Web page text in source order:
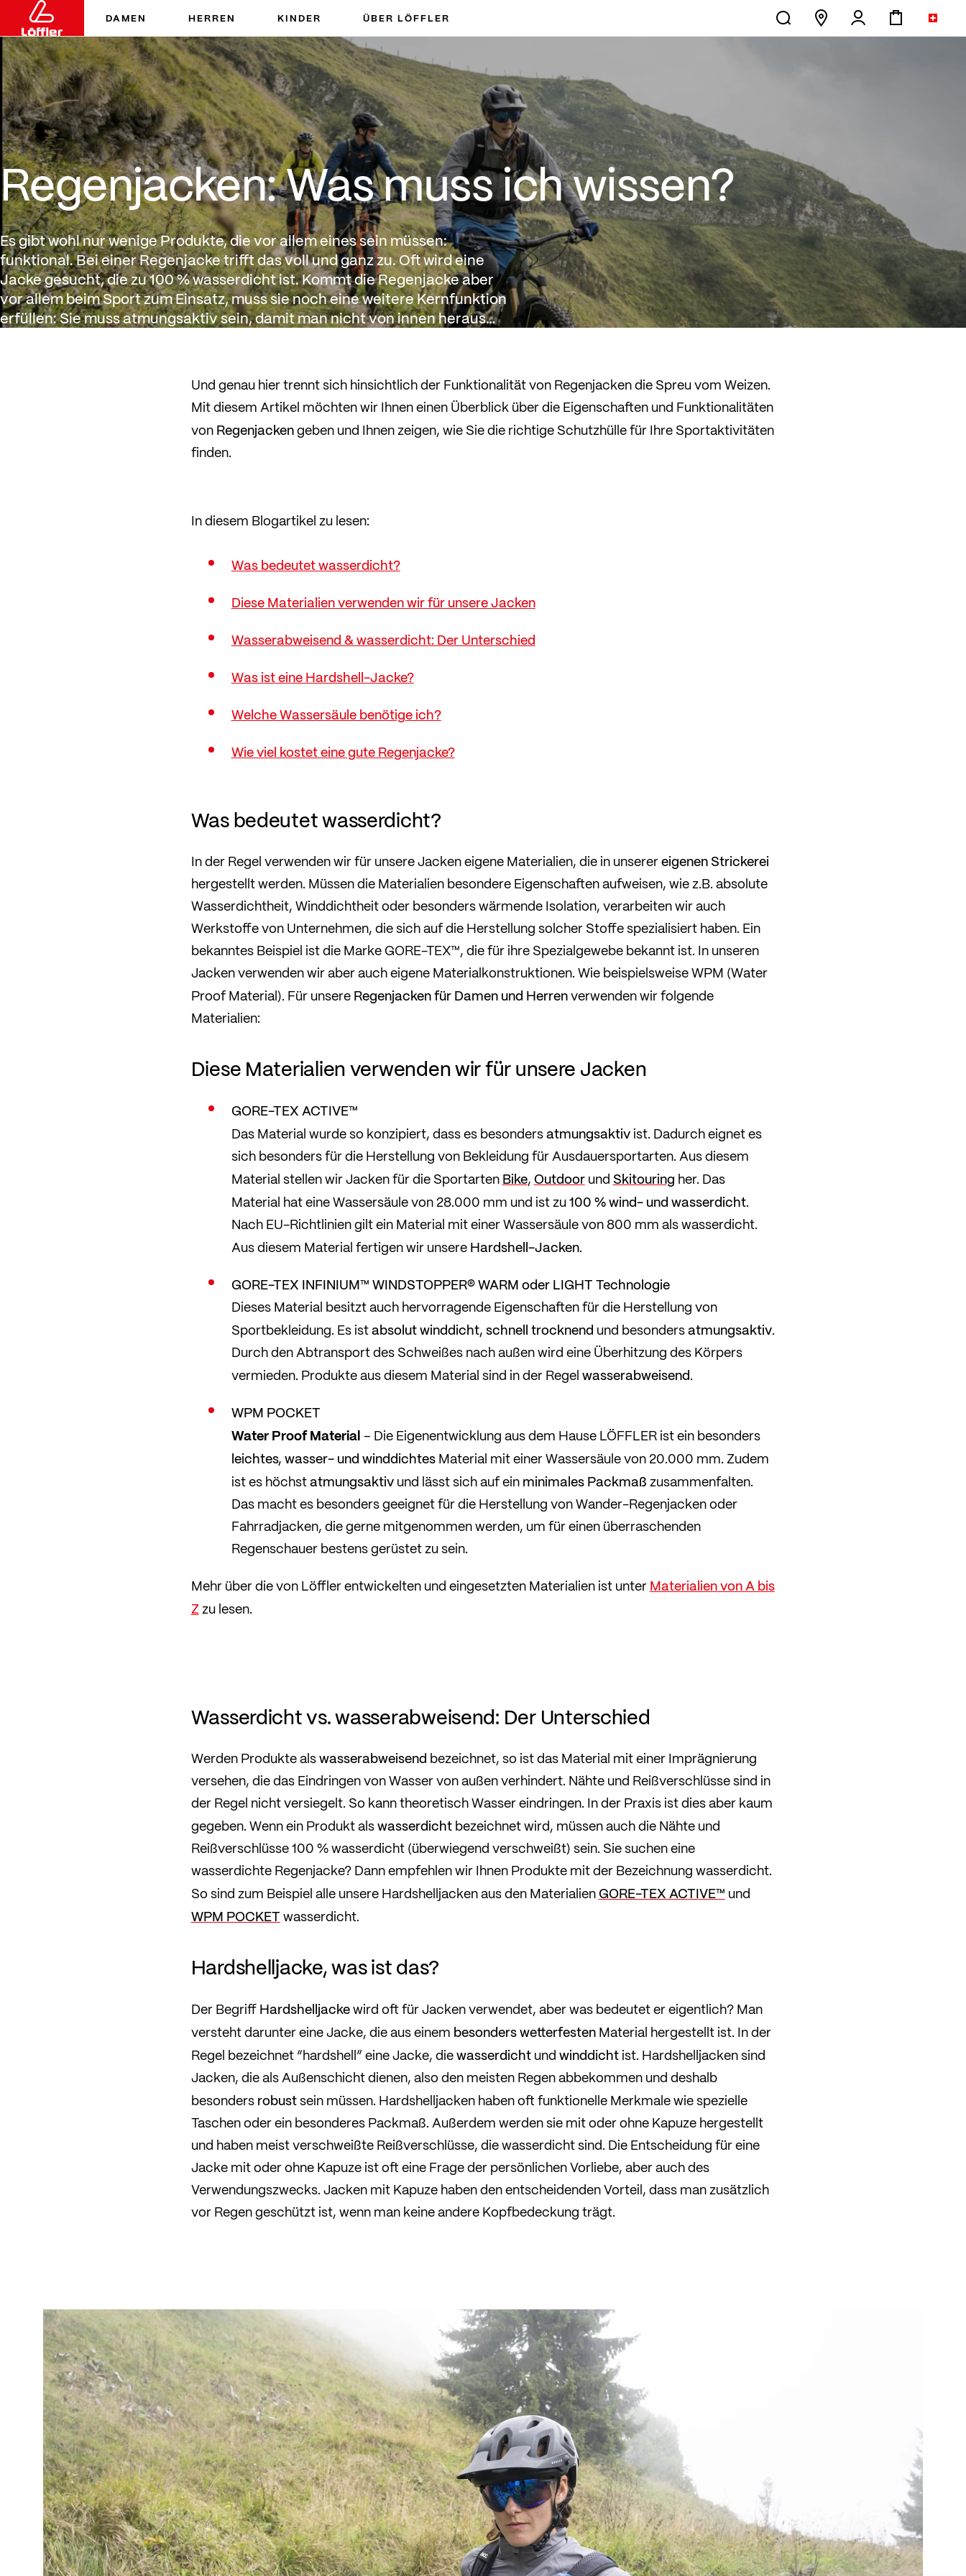
DAMEN HERREN KINDER ÜBER LÖFFLER
Regenjacken: Was muss ich wissen?
Regenjacken: Was muss ich wissen?
Es gibt wohl nur wenige Produkte, die vor allem eines sein müssen:
funktional. Bei einer Regenjacke trifft das voll und ganz zu. Oft wird eine
Jacke gesucht, die zu 100 % wasserdicht ist. Kommt die Regenjacke aber
vor allem beim Sport zum Einsatz, muss sie noch eine weitere Kernfunktion
erfüllen: Sie muss atmungsaktiv sein, damit man nicht von innen heraus
Und genau hier trennt sich hinsichtlich der Funktionalität von Regenjacken die Spreu vom Weizen.
Mit diesem Artikel möchten wir Ihnen einen Überblick über die Eigenschaften und Funktionalitäten
vonRegenjackengeben und Ihnen zeigen, wie Sie die richtige Schutzhülle für Ihre Sportaktivitäten
finden.
In diesem Blogartikel zu lesen:
Was bedeutet wasserdicht?
Diese Materialien verwenden wir für unsere Jacken
Wasserabweisend & wasserdicht: Der Unterschied
Was ist eine Hardshell-Jacke?
Welche Wassersäule benötige ich?
Wie viel kostet eine gute Regenjacke?
Was bedeutet wasserdicht?
In der Regel verwenden wir für unsere Jacken eigene Materialien, die in unserereigenen Strickerei
hergestellt werden. Müssen die Materialien besondere Eigenschaften aufweisen, wie z.B. absolute
Wasserdichtheit, Winddichtheit oder besonders wärmende Isolation, verarbeiten wir auch
Werkstoffe von Unternehmen, die sich auf die Herstellung solcher Stoffe spezialisiert haben. Ein
bekanntes Beispiel ist die Marke GORE-TEX™, die für ihre Spezialgewebe bekannt ist. In unseren
Jacken verwenden wir aber auch eigene Materialkonstruktionen. Wie beispielsweise WPM (Water
Proof Material). Für unsereRegenjacken für Damen und Herrenverwenden wir folgende
Materialien:
Diese Materialien verwenden wir für unsere Jacken
GORE-TEX ACTIVE™
Das Material wurde so konzipiert, dass es besondersatmungsaktivist. Dadurch eignet es
sich besonders für die Herstellung von Bekleidung für Ausdauersportarten. Aus diesem
Material stellen wir Jacken für die SportartenBike,Outdoorund Skitouring her. Das
Material hat eine Wassersäule von 28.000 mm und ist zu100 % wind- und wasserdicht.
Nach EU-Richtlinien gilt ein Material mit einer Wassersäule von 800 mm als wasserdicht.
Aus diesem Material fertigen wir unsereHardshell-Jacken.
GORE-TEX INFINIUM™ WINDSTOPPER® WARM oder LIGHT Technologie
Dieses Material besitzt auch hervorragende Eigenschaften für die Herstellung von
Sportbekleidung. Es istabsolut winddicht, schnell trocknend und besondersatmungsaktiv.
Durch den Abtransport des Schweißes nach außen wird eine Überhitzung des Körpers
vermieden. Produkte aus diesem Material sind in der Regelwasserabweisend.
WPM POCKET
Water Proof Material– Die Eigenentwicklung aus dem Hause LÖFFLER ist ein besonders
leichtes, wasser- und winddichtesMaterial mit einer Wassersäule von 20.000 mm. Zudem
ist es höchstatmungsaktivund lässt sich auf einminimales Packmaßzusammenfalten.
Das macht es besonders geeignet für die Herstellung von Wander-Regenjacken oder
Fahrradjacken, die gerne mitgenommen werden, um für einen überraschenden
Regenschauer bestens gerüstet zu sein.
Mehr über die von Löffler entwickelten und eingesetzten Materialien ist unterMaterialien von A bis
Zzu lesen.
Wasserdicht vs. wasserabweisend: Der Unterschied
Werden Produkte alswasserabweisend bezeichnet, so ist das Material mit einer Imprägnierung
versehen, die das Eindringen von Wasser von außen verhindert. Nähte und Reißverschlüsse sind in
der Regel nicht versiegelt. So kann theoretisch Wasser eindringen. In der Praxis ist dies aber kaum
gegeben. Wenn ein Produkt alswasserdichtbezeichnet wird, müssen auch die Nähte und
Reißverschlüsse 100 % wasserdicht (überwiegend verschweißt) sein. Sie suchen eine
wasserdichte Regenjacke? Dann empfehlen wir Ihnen Produkte mit der Bezeichnung wasserdicht.
So sind zum Beispiel alle unsere Hardshelljacken aus den MaterialienGORE-TEX ACTIVE™ und
WPM POCKETwasserdicht.
Hardshelljacke, was ist das?
Der BegriffHardshelljackewird oft für Jacken verwendet, aber was bedeutet er eigentlich? Man
versteht darunter eine Jacke, die aus einem besonders wetterfestenMaterial hergestellt ist. In der
Regel bezeichnet “hardshell” eine Jacke, diewasserdichtundwinddichtist. Hardshelljacken sind
Jacken, die als Außenschicht dienen, also den meisten Regen abbekommen und deshalb
besondersrobustsein müssen. Hardshelljacken haben oft funktionelle Merkmale wie spezielle
Taschen oder ein besonderes Packmaß. Außerdem werden sie mit oder ohne Kapuze hergestellt
und haben meist verschweißte Reißverschlüsse, die wasserdicht sind. Die Entscheidung für eine
Jacke mit oder ohne Kapuze ist oft eine Frage der persönlichen Vorliebe, aber auch des
Verwendungszwecks. Jacken mit Kapuze haben den entscheidenden Vorteil, dass man zusätzlich
vor Regen geschützt ist, wenn man keine andere Kopfbedeckung trägt.